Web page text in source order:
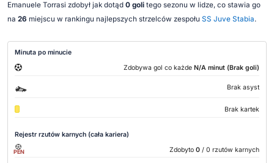
Emanuele Torrasi zdobył jak dotąd 0 golitego sezonu w lidze, co stawia go
na 26 miejscu w rankingu najlepszych strzelców zespołu SS Juve Stabia.
Minuta po minucie
Zdobywa gol co każde N/A minut (Brak goli)
Brak asyst
Brak kartek
Rejestr rzutów karnych (cała kariera)
PEN Zdobyto 0 / 0 rzutów karnych